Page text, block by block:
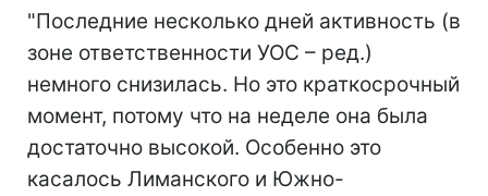
"Последние несколько дней активность (в
зоне ответственности УОС – ред.)
немного снизилась. Но это краткосрочный
момент, потому что на неделе она была
достаточно высокой. Особенно это
касалось Лиманского и Южно-